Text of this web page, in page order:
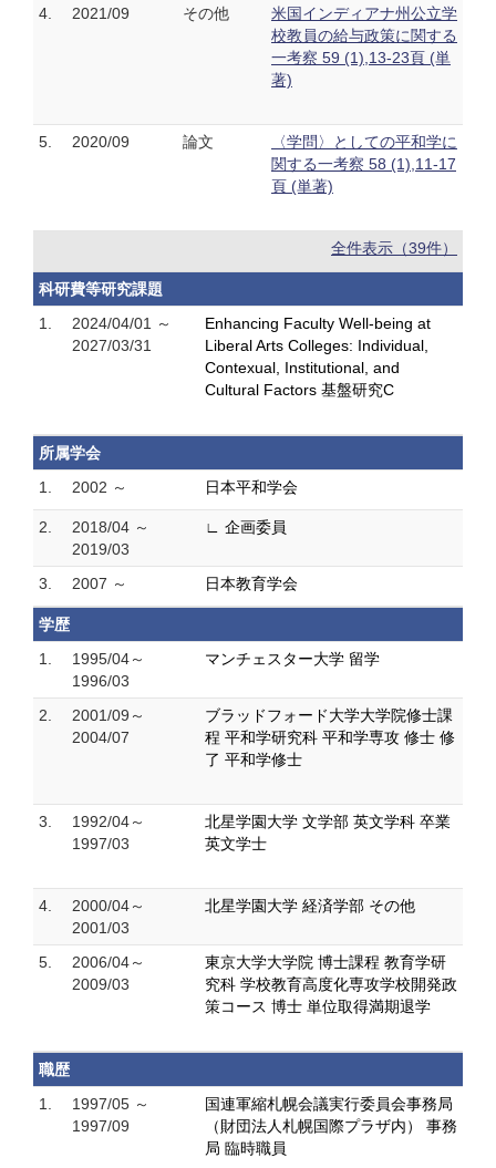
4. 2021/09 その他
米国インディアナ州公立学
校教員の給与政策に関する
一考察 59 (1),13-23頁 (単
著)
5. 2020/09 論文
〈学問〉としての平和学に
関する一考察 58 (1),11-17
頁 (単著)
全件表示（39件）
科研費等研究課題
1.
2024/04/01 ～
2027/03/31
Enhancing Faculty Well-being at
Liberal Arts Colleges: Individual,
Contexual, Institutional, and
Cultural Factors 基盤研究C
所属学会
1.
2002 ～ 日本平和学会
2.
2018/04 ～
2019/03
∟ 企画委員
3. 2007 ～ 日本教育学会
学歴
1.
1995/04～
1996/03
マンチェスター大学 留学
2.
2001/09～
2004/07
ブラッドフォード大学大学院修士課
程 平和学研究科 平和学専攻 修士 修
了 平和学修士
3.
1992/04～
1997/03
北星学園大学 文学部 英文学科 卒業
英文学士
4.
2000/04～
2001/03
北星学園大学 経済学部 その他
5.
2006/04～
2009/03
東京大学大学院 博士課程 教育学研
究科 学校教育高度化専攻学校開発政
策コース 博士 単位取得満期退学
職歴
1.
1997/05 ～
1997/09
国連軍縮札幌会議実行委員会事務局
（財団法人札幌国際プラザ内） 事務
局 臨時職員